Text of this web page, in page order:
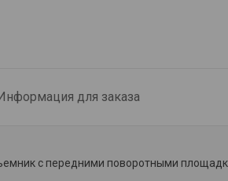
для заказа
с передними поворотными